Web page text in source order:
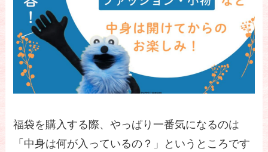
福袋を購入する際、やっぱり一番気になるのは
「中身は何が入っているの？」というところです